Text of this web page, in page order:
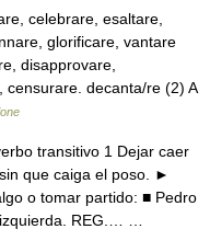
celebrare, esaltare,
glorificare, vantare
disapprovare,
decanta/re (2) A
transitivo 1 Dejar caer
que caiga el poso. ►
o tomar partido: ■ Pedro
izquierda. REG.… …